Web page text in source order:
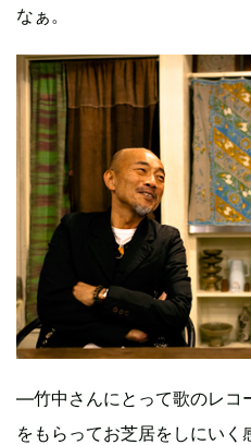
なぁ。
―竹中さんにとって歌のレコ
をもらってお芝居をしにいく